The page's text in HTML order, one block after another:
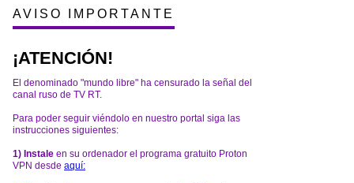
AVISO IMPORTANTE
¡ATENCIÓN!
El denominado "mundo libre" ha censurado la señal del
canal ruso de TV RT.
Para poder seguir viéndolo en nuestro portal siga las
instrucciones siguientes:
1) Instale en su ordenador el programa gratuito Proton
VPN desde aquí: